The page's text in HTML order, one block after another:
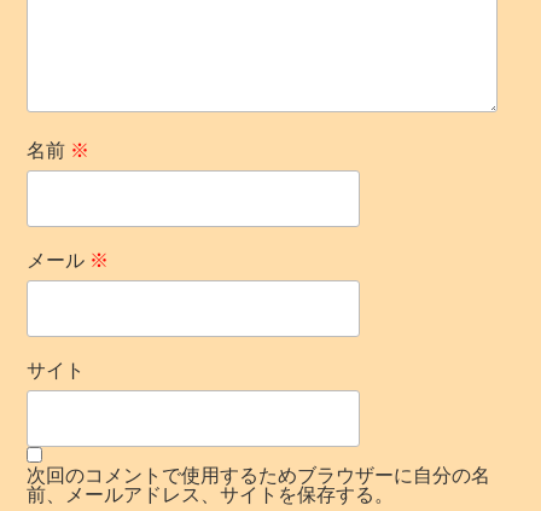
名前 ※
メール ※
サイト
次回のコメントで使用するためブラウザーに自分の名
前、メールアドレス、サイトを保存する。